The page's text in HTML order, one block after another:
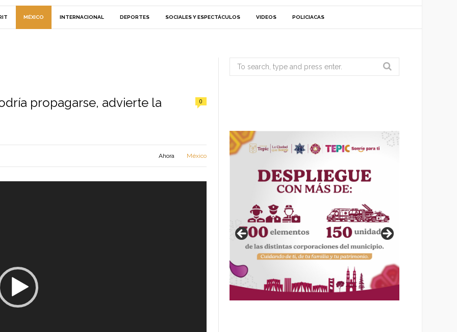
MÉXICO INTERNACIONAL DEPORTES SOCIALES Y ESPECTÁCULOS VIDEOS POLICIACAS
propagarse, advierte la
0
Ahora México
Search
for: